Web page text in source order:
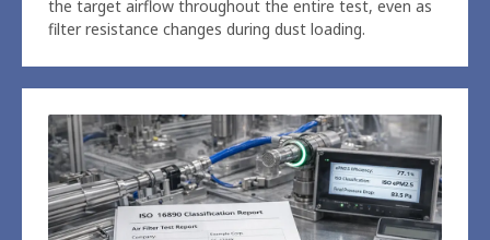
स्थिर वायुप्रवाह नियंत्रण
Closed-loop airflow control automatically maintains
the target airflow throughout the entire test,even as
filter resistance changes during dust loading.